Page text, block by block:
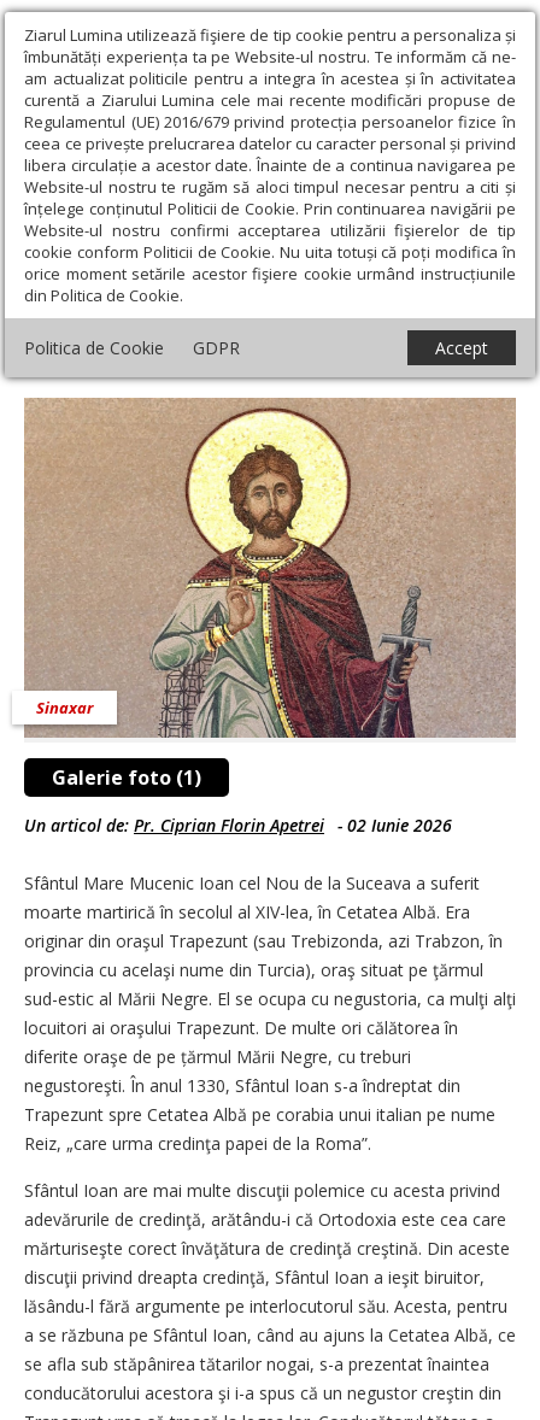
Ziarul Lumina utilizează fişiere de tip cookie pentru a personaliza și
îmbunătăți experiența ta pe Website-ul nostru. Te informăm că ne-
am actualizat politicile pentru a integra în acestea și în activitatea
curentă a Ziarului Lumina cele mai recente modificări propuse de
Regulamentul (UE) 2016/679 privind protecția persoanelor fizice în
ceea ce privește prelucrarea datelor cu caracter personal și privind
libera circulație a acestor date. Înainte de a continua navigarea pe
Website-ul nostru te rugăm să aloci timpul necesar pentru a citi și
înțelege conținutul Politicii de Cookie. Prin continuarea navigării pe
Website-ul nostru confirmi acceptarea utilizării fişierelor de tip
cookie conform Politicii de Cookie. Nu uita totuși că poți modifica în
orice moment setările acestor fişiere cookie urmând instrucțiunile
din Politica de Cookie.
Politica de Cookie GDPR Accept
Ziarul Lumina › Teologie și spiritualitate › Sinaxar › Sf. Mare Mc.
Ioan cel Nou de la Suceava; Sf. Ier. Nichifor Mărturisitorul, Patriarhul
Constantinopolului
Sf. Mare Mc. Ioan cel Nou de la Suceava; Sf.
Ier. Nichifor Mărturisitorul, Patriarhul
Constantinopolului
Galerie foto (1)
Sinaxar
Un articol de: Pr. Ciprian Florin Apetrei - 02 Iunie 2026
Sfântul Mare Mucenic Ioan cel Nou de la Suceava a suferit
moarte martirică în secolul al XIV-lea, în Cetatea Albă. Era
originar din oraşul Trapezunt (sau Trebizonda, azi Trabzon, în
provincia cu acelaşi nume din Turcia), oraş situat pe ţărmul
sud-estic al Mării Negre. El se ocupa cu negustoria, ca mulţi alţi
locuitori ai oraşului Trapezunt. De multe ori călătorea în
diferite oraşe de pe țărmul Mării Negre, cu treburi
negustoreşti. În anul 1330, Sfântul Ioan s-a îndreptat din
Trapezunt spre Cetatea Albă pe corabia unui italian pe nume
Reiz, „care urma credinţa papei de la Roma”.
Sfântul Ioan are mai multe discuţii polemice cu acesta privind
adevărurile de credinţă, arătându-i că Ortodoxia este cea care
mărturiseşte corect învăţătura de credinţă creştină. Din aceste
discuţii privind dreapta credinţă, Sfântul Ioan a ieşit biruitor,
lăsându-l fără argumente pe interlocutorul său. Acesta, pentru
a se răzbuna pe Sfântul Ioan, când au ajuns la Cetatea Albă, ce
se afla sub stăpânirea tătarilor nogai, s-a prezentat înaintea
conducătorului acestora şi i-a spus că un negustor creştin din